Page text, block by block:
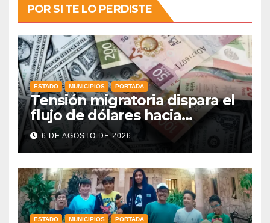
POR SI TE LO PERDISTE
ESTADO MUNICIPIOS PORTADA
Tensión migratoria dispara el
flujo de dólares hacia
municipios de Guanajuato
6 DE AGOSTO DE 2026
ESTADO MUNICIPIOS PORTADA